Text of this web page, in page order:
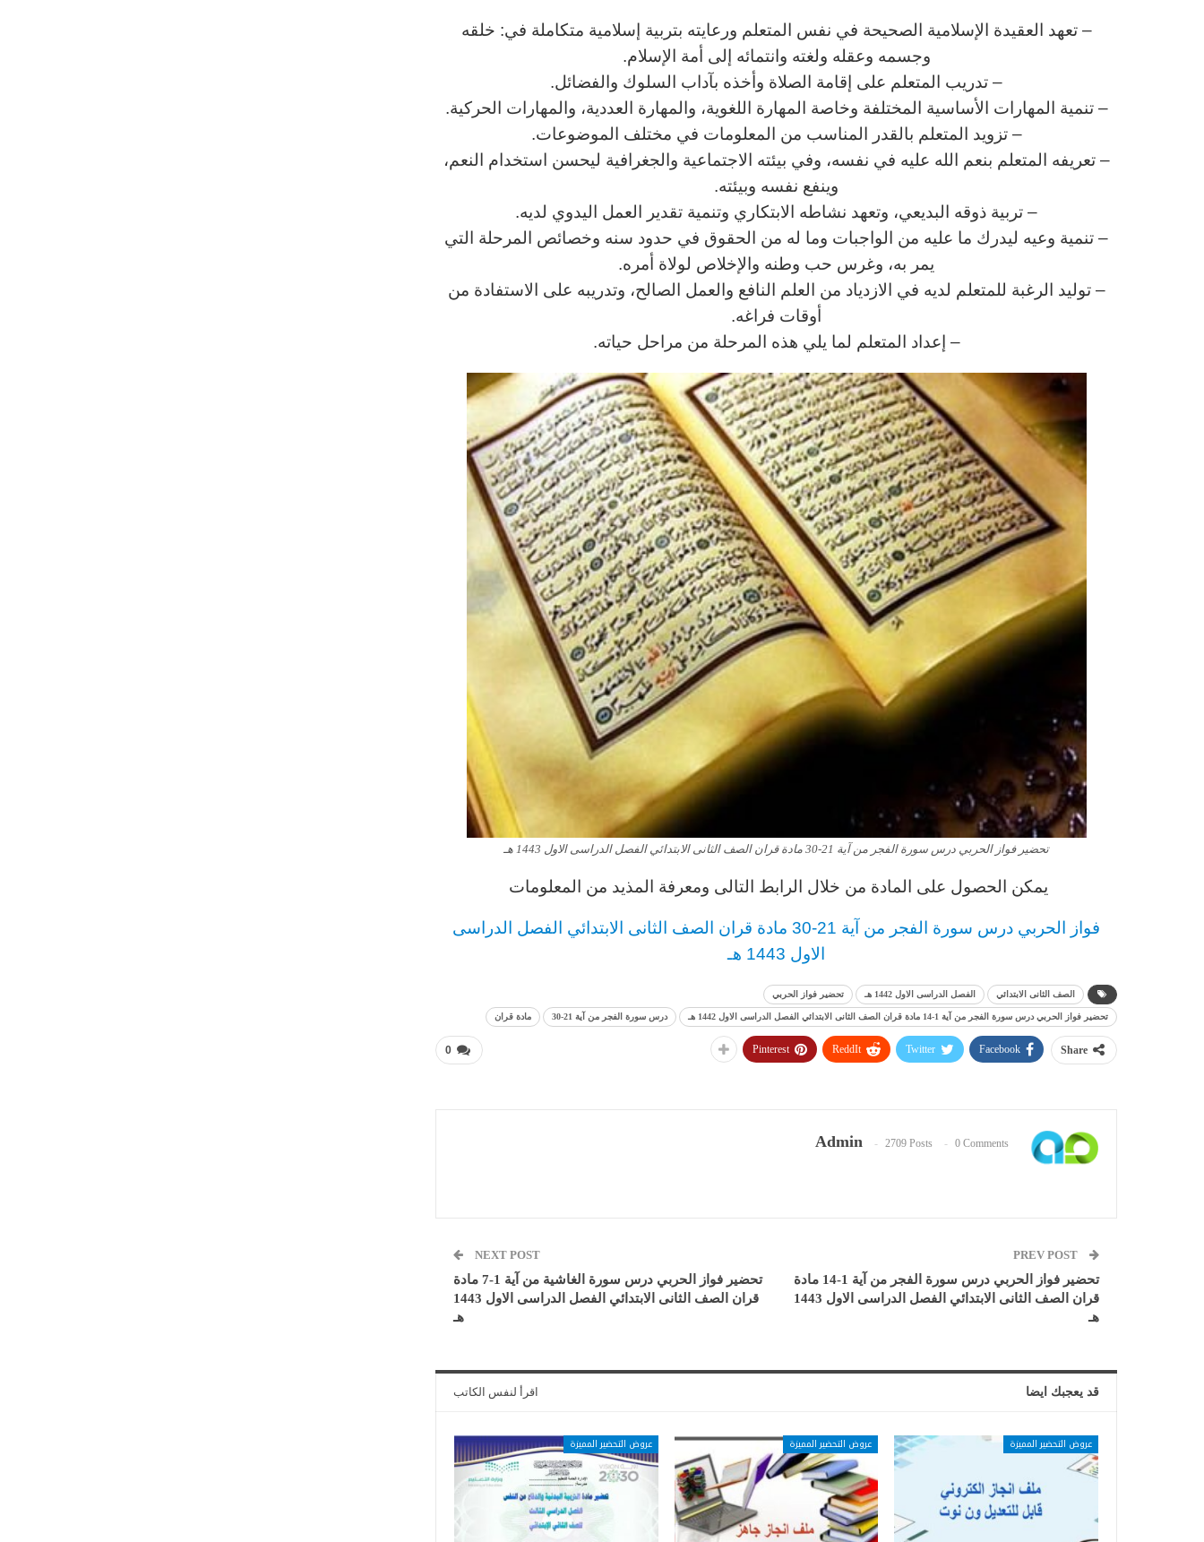
– تعهد العقيدة الإسلامية الصحيحة في نفس المتعلم ورعايته بتربية إسلامية متكاملة في: خلقه
وجسمه وعقله ولغته وانتمائه إلى أمة الإسلام.
– تدريب المتعلم على إقامة الصلاة وأخذه بآداب السلوك والفضائل.
– تنمية المهارات الأساسية المختلفة وخاصة المهارة اللغوية، والمهارة العددية، والمهارات الحركية.
– تزويد المتعلم بالقدر المناسب من المعلومات في مختلف الموضوعات.
– تعريفه المتعلم بنعم الله عليه في نفسه، وفي بيئته الاجتماعية والجغرافية ليحسن استخدام النعم،
وينفع نفسه وبيئته.
– تربية ذوقه البديعي، وتعهد نشاطه الابتكاري وتنمية تقدير العمل اليدوي لديه.
– تنمية وعيه ليدرك ما عليه من الواجبات وما له من الحقوق في حدود سنه وخصائص المرحلة التي
يمر به، وغرس حب وطنه والإخلاص لولاة أمره.
– توليد الرغبة للمتعلم لديه في الازدياد من العلم النافع والعمل الصالح، وتدريبه على الاستفادة من
أوقات فراغه.
– إعداد المتعلم لما يلي هذه المرحلة من مراحل حياته.
تحضير فواز الحربي درس سورة الفجر من آية 21-30 مادة قران الصف الثانى الابتدائي الفصل الدراسى الاول 1443 هـ
يمكن الحصول على المادة من خلال الرابط التالى ومعرفة المذيد من المعلومات
فواز الحربي درس سورة الفجر من آية 21-30 مادة قران الصف الثانى الابتدائي الفصل الدراسى
الاول 1443 هـ
الصف الثانى الابتدائي الفصل الدراسى الاول 1442 هـ تحضير فواز الحربي
تحضير فواز الحربي درس سورة الفجر من آية 1-14 مادة قران الصف الثانى الابتدائي الفصل الدراسى الاول 1442 هـ درس سورة الفجر من آية 21-30 مادة قران
0 Share
Facebook
Twitter
ReddIt
Pinterest
Admin 2709 Posts 0 Comments
تحضير فواز الحربي درس سورة الفجر من آية 1-14 مادة
قران الصف الثانى الابتدائي الفصل الدراسى الاول 1443
هـ
NEXT POST
تحضير فواز الحربي درس سورة الغاشية من آية 1-7 مادة
قران الصف الثانى الابتدائي الفصل الدراسى الاول 1443
هـ
قد يعجبك ايضا اقرأ لنفس الكاتب
عروض التحضير المميزة عروض التحضير المميزة عروض التحضير المميزة